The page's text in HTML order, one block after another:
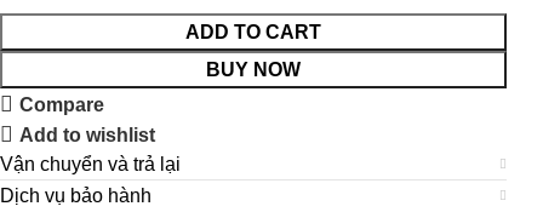
ADD TO CART
BUY NOW
Compare
Add to wishlist
Vận chuyển và trả lại
Dịch vụ bảo hành